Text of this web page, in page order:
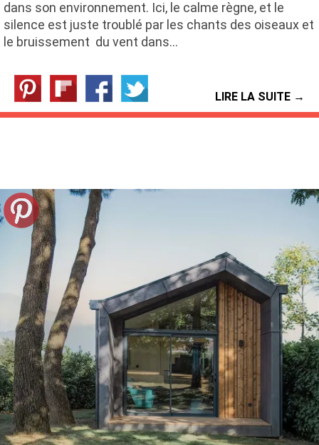
dans son environnement. Ici, le calme règne, et le
silence est juste troublé par les chants des oiseaux et
le bruissement du vent dans…
LIRE LA SUITE →